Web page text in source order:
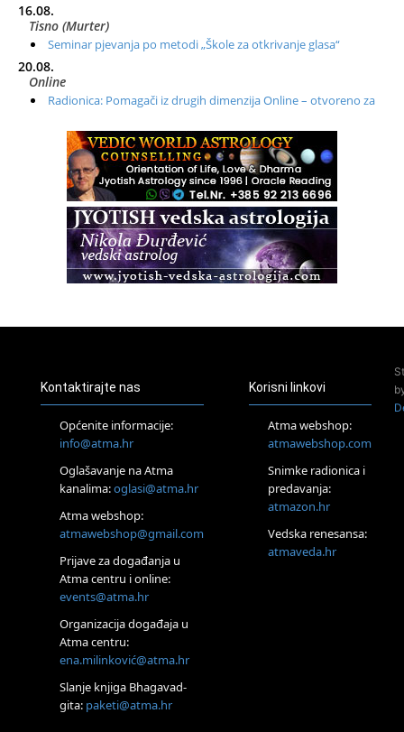
16.08.
Tisno (Murter)
Seminar pjevanja po metodi „Škole za otkrivanje glasa“
20.08.
Online
Radionica: Pomagači iz drugih dimenzija Online – otvoreno za
Zagreb+Online
Osnovni ThetaHealing® tečaj, Zagreb i Online
Zagreb
Osnovna radionica za izscjeljivanje pranom (Basic Pranic
Healing course)
Access BARS®, otpusti stres
Pjesma srca / Zagreb
Tečaj Višeg Vodstva, razvijanja intuicije i Akaša zapisa
Online
Upisi u program Profesionalni hipnoterapeut — nova
Online
Postanite Nositelj Vibracije Nove Zemlje
Visoko
Alemka Dauskardt – Jednodnevna radionica sistemskih
konstelacija
Zagreb
HOD PO ŽERAVICI – Seminar koji mijenja tijelo, duh i um
SoulFest – Festival glazbe, mudrosti i zajedništva
Kontaktirajte nas
Općenite informacije:
info@atma.hr
Oglašavanje na Atma
kanalima:oglasi@atma.hr
Atma webshop:
atmawebshop@gmail.com
Prijave za događanja u
Atma centru i online:
events@atma.hr
Organizacija događaja u
Atma centru:
ena.milinković@atma.hr
Slanje knjiga Bhagavad-
gita: paketi@atma.hr
Korisni linkovi
Atma webshop:
atmawebshop.com
Snimke radionica i
predavanja:
atmazon.hr
Vedska renesansa:
atmaveda.hr